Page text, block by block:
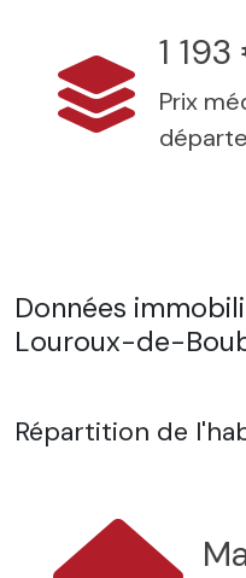
1
Prix
Données
Louroux-de-
Répartition de